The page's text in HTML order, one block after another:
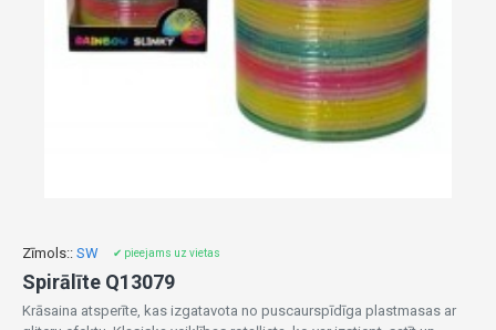
Zīmols:: SW ✔ pieejams uz vietas
Spirālīte Q13079
Krāsaina atsperīte, kas izgatavota no puscaurspīdīga plastmasas ar